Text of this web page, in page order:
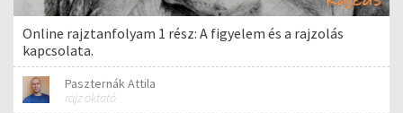
Online rajztanfolyam 1 rész: A figyelem és a rajzolás
kapcsolata.
Paszternák Attila
rajz oktató